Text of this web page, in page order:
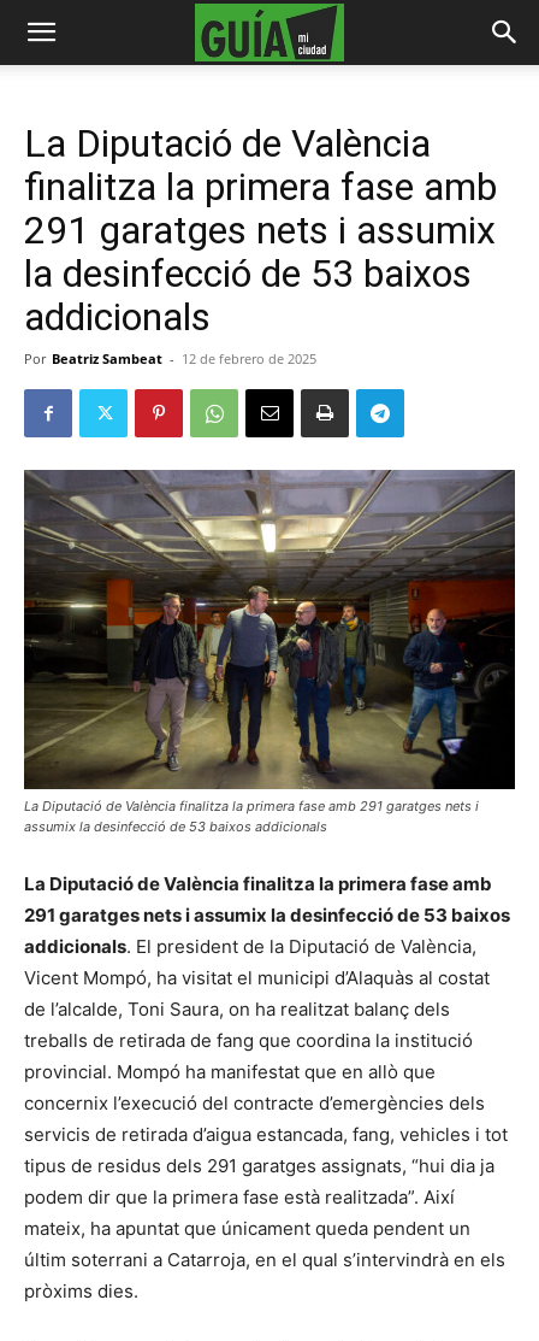
La Diputació de València
finalitza la primera fase amb
291 garatges nets i assumix
la desinfecció de 53 baixos
addicionals
Por Beatriz Sambeat - 12 de febrero de 2025
La Diputació de València finalitza la primera fase amb 291 garatges nets i
assumix la desinfecció de 53 baixos addicionals
La Diputació de València finalitza la primera fase amb
291 garatges nets i assumix la desinfecció de 53 baixos
addicionals. El president de la Diputació de València,
Vicent Mompó, ha visitat el municipi d’Alaquàs al costat
de l’alcalde, Toni Saura, on ha realitzat balanç dels
treballs de retirada de fang que coordina la institució
provincial. Mompó ha manifestat que en allò que
concernix l’execució del contracte d’emergències dels
servicis de retirada d’aigua estancada, fang, vehicles i tot
tipus de residus dels 291 garatges assignats, “hui dia ja
podem dir que la primera fase està realitzada”. Així
mateix, ha apuntat que únicament queda pendent un
últim soterrani a Catarroja, en el qual s’intervindrà en els
pròxims dies.